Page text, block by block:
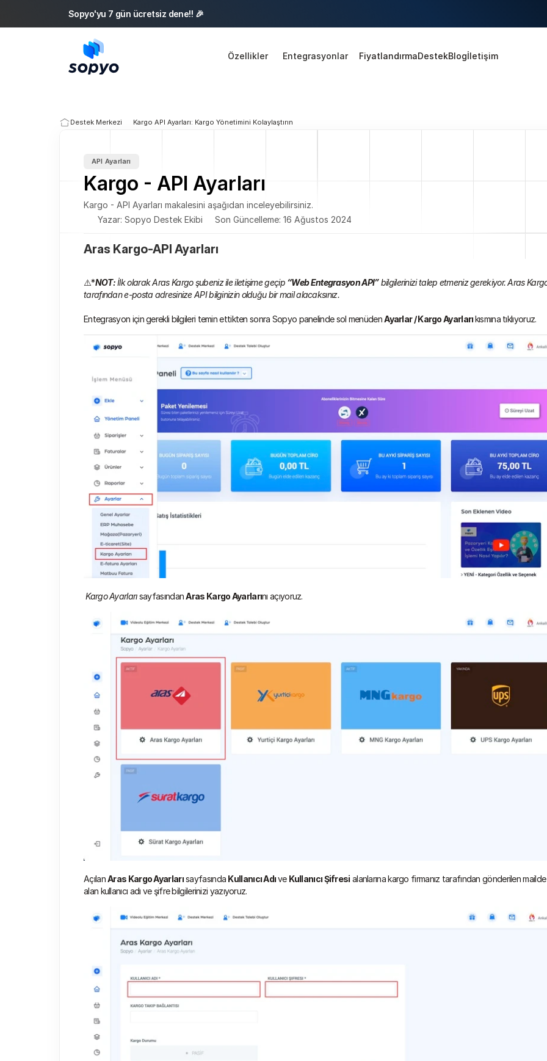
Sopyo'yu 7 gün ücretsiz dene!! 🎉
Özellikler Entegrasyonlar FiyatlandırmaDestekBlogİletişim
Destek Merkezi Kargo API Ayarları: Kargo Yönetimini Kolaylaştırın
API Ayarları
Kargo - API Ayarları
Kargo - API Ayarları makalesini aşağıdan inceleyebilirsiniz.
Yazar: Sopyo Destek Ekibi
Son Güncelleme: 16 Ağustos 2024
Aras Kargo-API Ayarları
⚠️*NOT: İlk olarak Aras Kargo şubeniz ile iletişime geçip “Web Entegrasyon API” bilgilerinizi talep etmeniz gerekiyor. Aras
tarafından e-posta adresinize API bilginizin olduğu bir mail alacaksınız.
Entegrasyon için gerekli bilgileri temin ettikten sonra Sopyo panelinde sol menüden Ayarlar / Kargo Ayarları kısmına tıklıyoruz.
Kargo Ayarları sayfasından Aras Kargo Ayarlarını açıyoruz.
Açılan Aras Kargo Ayarları sayfasında Kullanıcı Adı ve Kullanıcı Şifresi alanlarına kargo firmanız tarafından gönderilen
alan kullanıcı adı ve şifre bilgilerinizi yazıyoruz.